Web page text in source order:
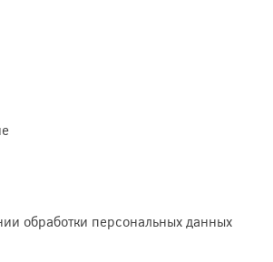
обработки персональных данных